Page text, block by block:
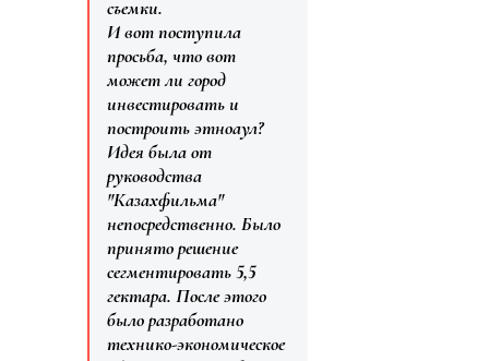
съемки.
И вот поступила
просьба, что вот
может ли город
инвестировать и
построить этноаул?
Идея была от
руководства
"Казахфильма"
непосредственно. Было
принято решение
сегментировать 5,5
гектара. После этого
было разработано
технико-экономическое